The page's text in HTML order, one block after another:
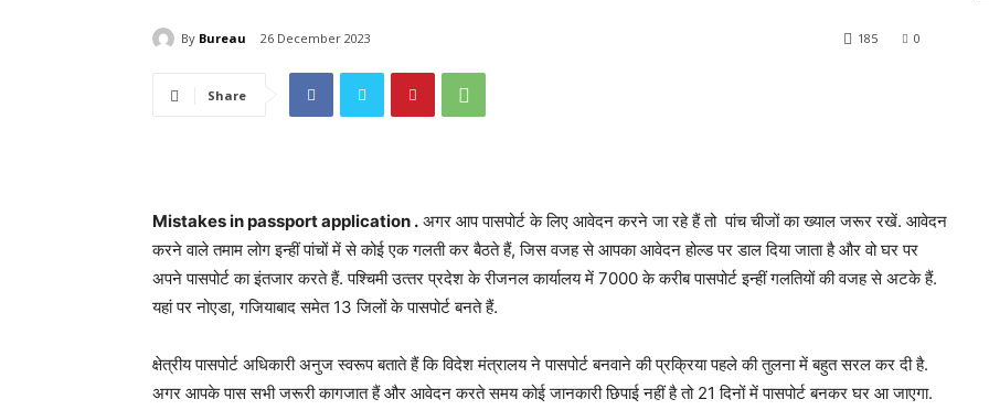
By Bureau 26 December 2023 0
185
Share
Mistakes in passport application . अगर आप पासपोर्ट के लिए आवेदन करने जा रहे हैं तो पांच चीजों का ख्‍याल जरूर रखें. आवेदन
करने वाले तमाम लोग इन्‍हीं पांचों में से कोई एक गलती कर बैठते हैं, जिस वजह से आपका आवेदन होल्‍ड पर डाल दिया जाता है और वो घर पर
अपने पासपोर्ट का इंतजार करते हैं. पश्चिमी उत्‍तर प्रदेश के रीजनल कार्यालय में 7000 के करीब पासपोर्ट इन्‍हीं गलतियों की वजह से अटके हैं.
यहां पर नोएडा, गजियाबाद समेत 13 जिलों के पासपोर्ट बनते हैं.
क्षेत्रीय पासपोर्ट अधिकारी अनुज स्‍वरूप बताते हैं कि विदेश मंत्रालय ने पासपोर्ट बनवाने की प्रक्रिया पहले की तुलना में बहुत सरल कर दी है.
अगर आपके पास सभी जरूरी कागजात हैं और आवेदन करते समय कोई जानकारी छिपाई नहीं है तो 21 दिनों में पासपोर्ट बनकर घर आ जाएगा.